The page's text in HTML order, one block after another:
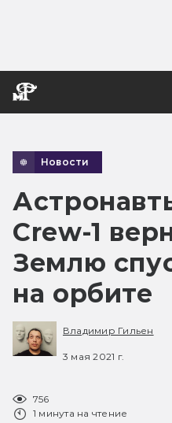
Новости
Crew-1
Землю
на орбите
Владимир Гильен
3 мая 2021 г.
756
1 минута на чтение